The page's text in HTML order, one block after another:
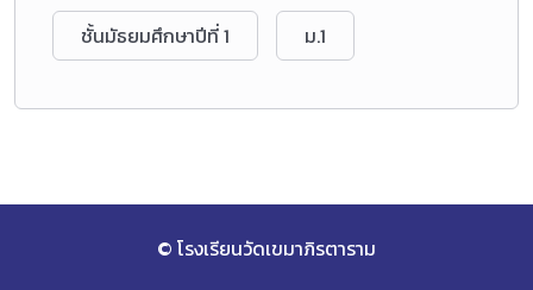
ชั้นมัธยมศึกษาปีที่ 1 ม.1
© โรงเรียนวัดเขมาภิรตาราม